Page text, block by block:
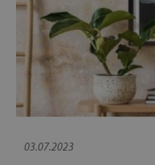
03.07.2023